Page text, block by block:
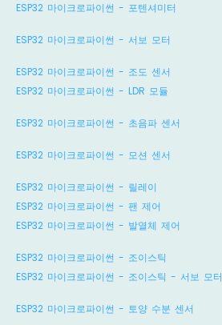
ESP32 마이크로파이썬 - 포텐셔미터
ESP32 마이크로파이썬 - 서보 모터
ESP32 마이크로파이썬 - 조도 센서
ESP32 마이크로파이썬 - LDR 모듈
ESP32 마이크로파이썬 - 초음파 센서
ESP32 마이크로파이썬 - 모션 센서
ESP32 마이크로파이썬 - 릴레이
ESP32 마이크로파이썬 - 팬 제어
ESP32 마이크로파이썬 - 발열체 제어
ESP32 마이크로파이썬 - 조이스틱
ESP32 마이크로파이썬 - 조이스틱 - 서보 모터
ESP32 마이크로파이썬 - 토양 수분 센서